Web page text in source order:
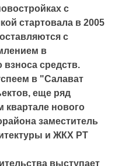
с
стартовала в 2005
с
в
взноса средств.
в "Салават
еще ряд
квартале нового
заместитель
и ЖКХ РТ
выступает